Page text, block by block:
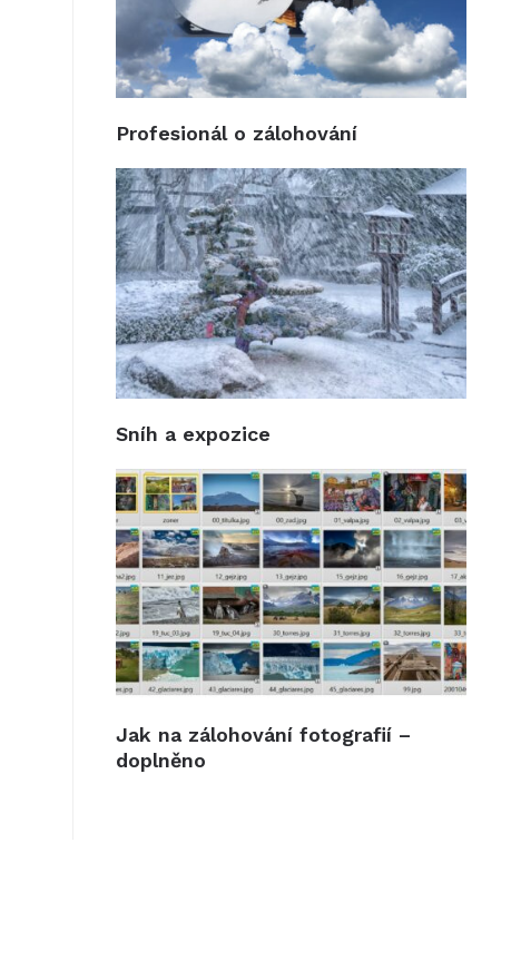
Profesionál o zálohování
Sníh a expozice
Jak na zálohování fotografií –
doplněno